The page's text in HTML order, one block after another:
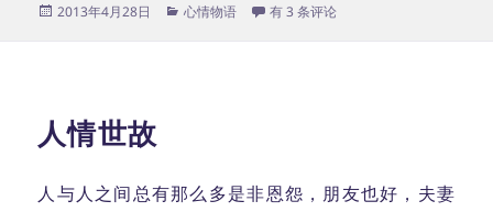
发
2013年4月28日
分
心情物语 万箭穿心
有 3 条评论
人情世故
人与人之间总有那么多是非恩怨，朋友也好，夫妻